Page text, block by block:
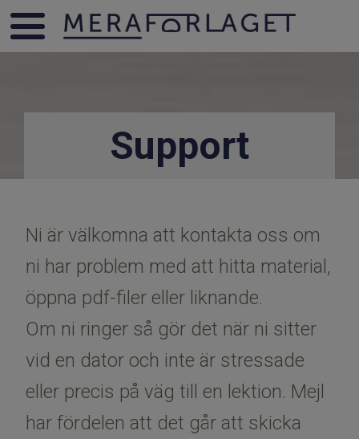
Support
Ni är välkomna att kontakta oss om
ni har problem med att hitta material,
öppna pdf-filer eller liknande.
Om ni ringer så gör det när ni sitter
vid en dator och inte är stressade
eller precis på väg till en lektion. Mejl
har fördelen att det går att skicka